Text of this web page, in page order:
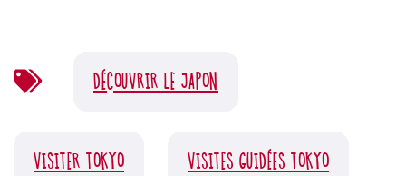
DÉCOUVRIR LE JAPON
VISITER TOKYO VISITES GUIDÉES TOKYO